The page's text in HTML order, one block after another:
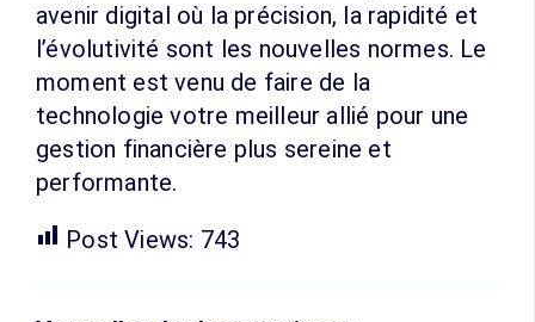
avenir digital où la précision, la rapidité et
l’évolutivité sont les nouvelles normes. Le
moment est venu de faire de la
technologie votre meilleur allié pour une
gestion financière plus sereine et
performante.
Post Views: 743